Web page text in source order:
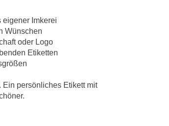
eigener Imkerei
Wünschen
oder Logo
Etiketten
Ein persönliches Etikett mit